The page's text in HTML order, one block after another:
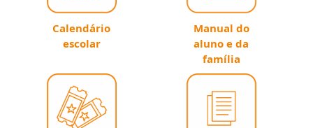
Calendário
escolar
Manual do
aluno e da
família